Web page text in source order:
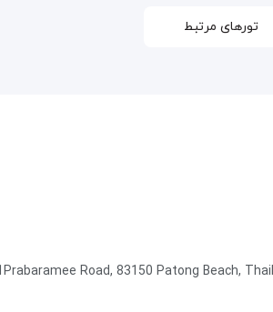
تورهای مرتبط
Road, 83150 Patong Beach,